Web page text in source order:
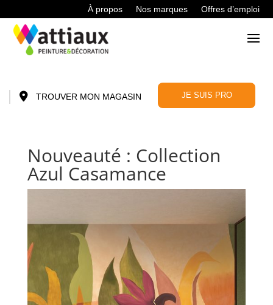
À propos Nos marques Offres d’emploi
TROUVER MON MAGASIN JE SUIS PRO
Nouveauté : Collection
Azul Casamance